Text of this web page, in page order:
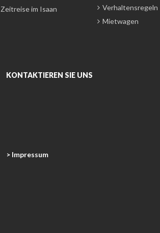
Zeitreise im Isaan
Verhaltensregeln
Mietwagen
KONTAKTIEREN SIE UNS
> Impressum